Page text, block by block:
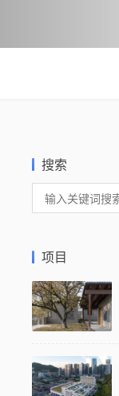
搜索
项目